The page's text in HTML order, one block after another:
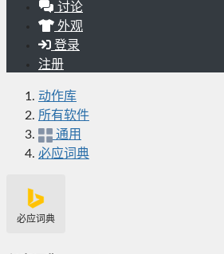
讨论
外观
登录
注册
动作库
所有软件
通用
必应词典
必应词典